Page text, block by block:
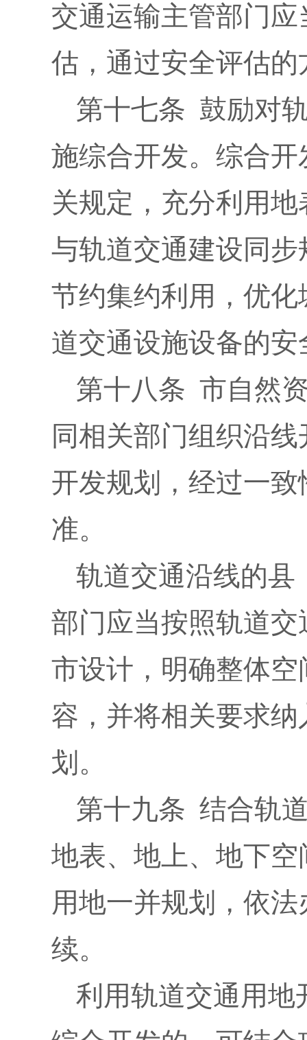
交通运输主管部门
估，通过安全评估
第十七条 鼓励对
施综合开发。综合
关规定，充分利用
与轨道交通建设同
节约集约利用，优
道交通设施设备的安
第十八条 市自然
同相关部门组织沿
开发规划，经过一
准。
轨道交通沿线的县
部门应当按照轨道
市设计，明确整体
容，并将相关要求
划。
第十九条 结合轨
地表、地上、地下
用地一并规划，依
续。
利用轨道交通用地